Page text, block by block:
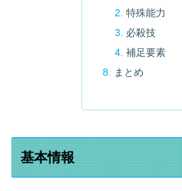
特殊能力
必殺技
補足要素
まとめ
基本情報